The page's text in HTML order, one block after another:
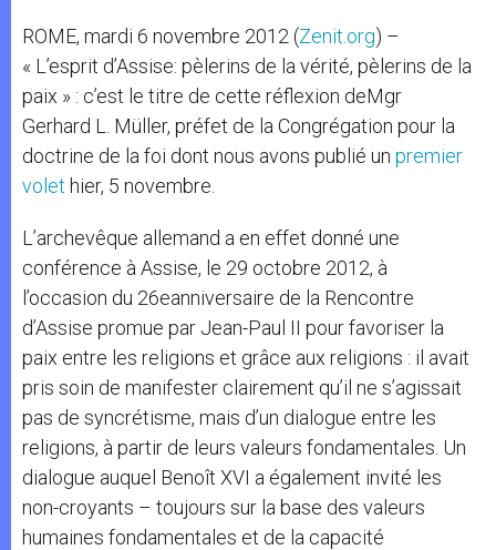
ROME, mardi 6 novembre 2012 (Zenit.org) –
« L’esprit d’Assise: pèlerins de la vérité, pèlerins de la
paix » : c’est le titre de cette réflexion deMgr
Gerhard L. Müller, préfet de la Congrégation pour la
doctrine de la foi dont nous avons publié un premier
volet hier, 5 novembre.
L’archevêque allemand a en effet donné une
conférence à Assise, le 29 octobre 2012, à
l’occasion du 26eanniversaire de la Rencontre
d’Assise promue par Jean-Paul II pour favoriser la
paix entre les religions et grâce aux religions : il avait
pris soin de manifester clairement qu’il ne s’agissait
pas de syncrétisme, mais d’un dialogue entre les
religions, à partir de leurs valeurs fondamentales. Un
dialogue auquel Benoît XVI a également invité les
non-croyants – toujours sur la base des valeurs
humaines fondamentales et de la capacité